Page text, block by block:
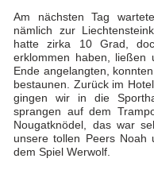
Am nächsten Tag
nämlich zur
hatte zirka 10 Grad,
erklommen haben, ließen
Ende angelangten,
bestaunen. Zurück im
gingen wir in die
sprangen auf dem
Nougatknödel, das war
unsere tollen Peers
dem Spiel Werwolf.